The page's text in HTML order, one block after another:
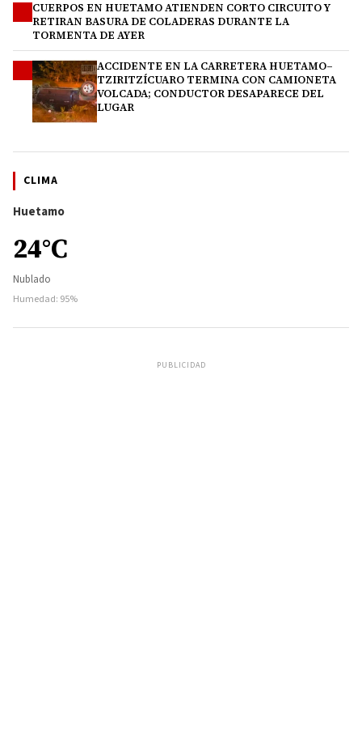
CUERPOS EN HUETAMO ATIENDEN CORTO CIRCUITO Y
RETIRAN BASURA DE COLADERAS DURANTE LA
TORMENTA DE AYER
ACCIDENTE EN LA CARRETERA HUETAMO–
TZIRITZÍCUARO TERMINA CON CAMIONETA
VOLCADA; CONDUCTOR DESAPARECE DEL
LUGAR
CLIMA
Huetamo
24°C
Nublado
Humedad: 95%
PUBLICIDAD